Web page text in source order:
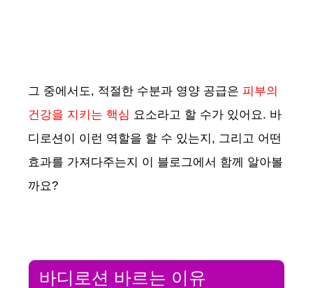
그 중에서도, 적절한 수분과 영양 공급은 피부의
건강을 지키는 핵심 요소라고 할 수가 있어요. 바
디로션이 이런 역할을 할 수 있는지, 그리고 어떤
효과를 가져다주는지 이 블로그에서 함께 알아볼
까요?
바디로션 바르는 이유